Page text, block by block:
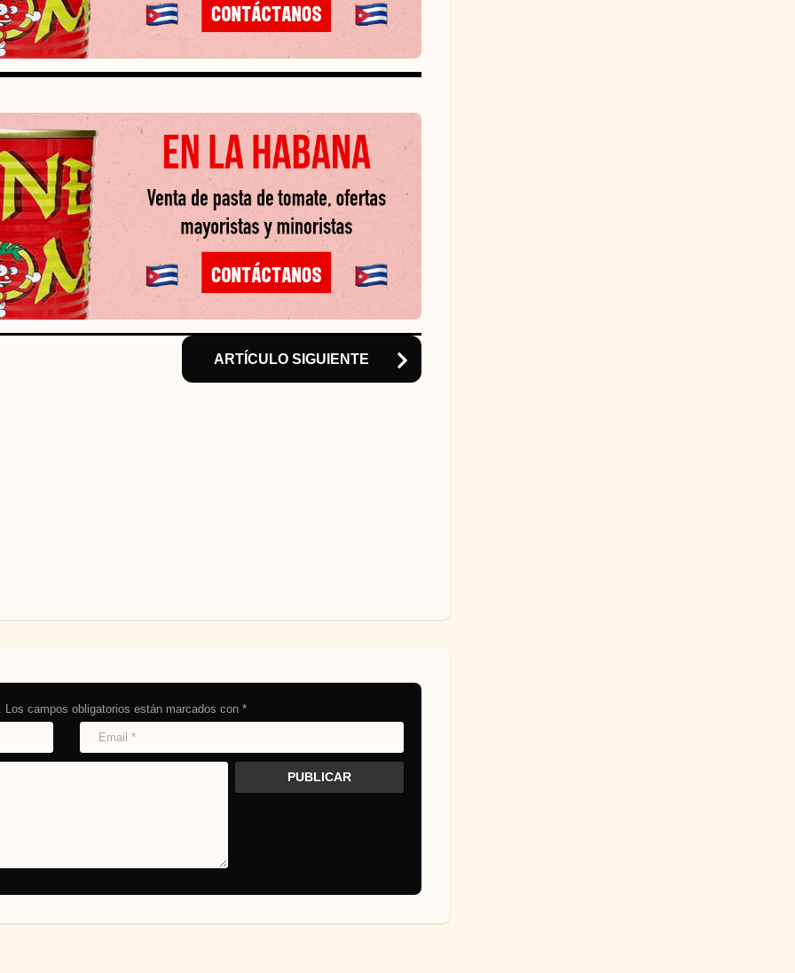
ARTÍCULO SIGUIENTE
Los campos obligatorios están marcados con *